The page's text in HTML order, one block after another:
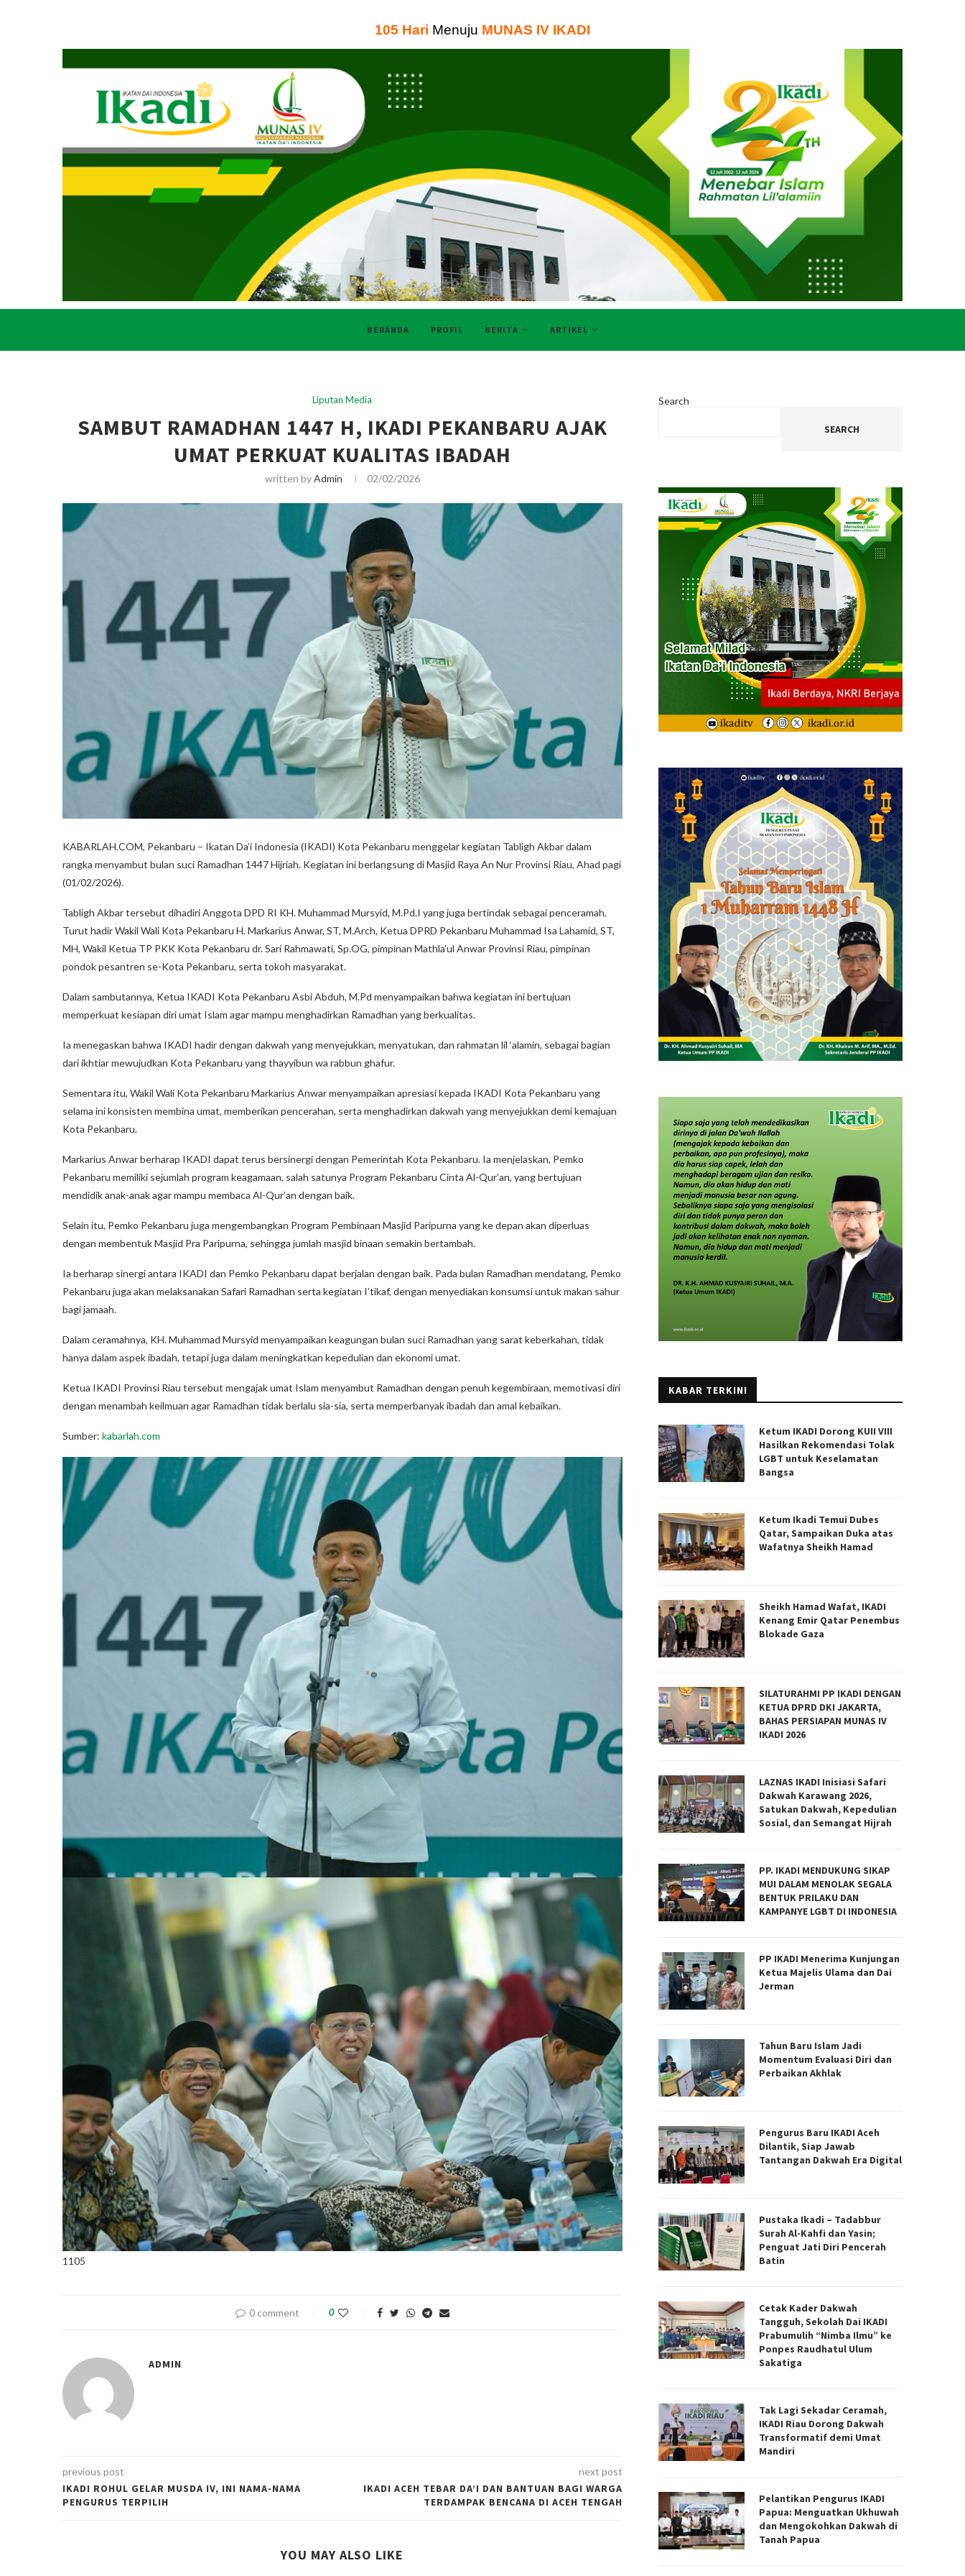
105 Hari Menuju MUNAS IV IKADI
BERANDA PROFIL BERITA ARTIKEL
Liputan Media
SAMBUT RAMADHAN 1447 H, IKADI PEKANBARU AJAK
UMAT PERKUAT KUALITAS IBADAH
written byAdmin 02/02/2026
KABARLAH.COM, Pekanbaru – Ikatan Da’i Indonesia (IKADI) Kota Pekanbaru menggelar kegiatan Tabligh Akbar dalam
rangka menyambut bulan suci Ramadhan 1447 Hijriah. Kegiatan ini berlangsung di Masjid Raya An Nur Provinsi Riau, Ahad pagi
(01/02/2026).
Tabligh Akbar tersebut dihadiri Anggota DPD RI KH. Muhammad Mursyid, M.Pd.I yang juga bertindak sebagai penceramah.
Turut hadir Wakil Wali Kota Pekanbaru H. Markarius Anwar, ST, M.Arch, Ketua DPRD Pekanbaru Muhammad Isa Lahamid, ST,
MH, Wakil Ketua TP PKK Kota Pekanbaru dr. Sari Rahmawati, Sp.OG, pimpinan Mathla’ul Anwar Provinsi Riau, pimpinan
pondok pesantren se-Kota Pekanbaru, serta tokoh masyarakat.
Dalam sambutannya, Ketua IKADI Kota Pekanbaru Asbi Abduh, M.Pd menyampaikan bahwa kegiatan ini bertujuan
memperkuat kesiapan diri umat Islam agar mampu menghadirkan Ramadhan yang berkualitas.
Ia menegaskan bahwa IKADI hadir dengan dakwah yang menyejukkan, menyatukan, dan rahmatan lil ‘alamin, sebagai bagian
dari ikhtiar mewujudkan Kota Pekanbaru yang thayyibun wa rabbun ghafur.
Sementara itu, Wakil Wali Kota Pekanbaru Markarius Anwar menyampaikan apresiasi kepada IKADI Kota Pekanbaru yang
selama ini konsisten membina umat, memberikan pencerahan, serta menghadirkan dakwah yang menyejukkan demi kemajuan
Kota Pekanbaru.
Markarius Anwar berharap IKADI dapat terus bersinergi dengan Pemerintah Kota Pekanbaru. Ia menjelaskan, Pemko
Pekanbaru memiliki sejumlah program keagamaan, salah satunya Program Pekanbaru Cinta Al-Qur’an, yang bertujuan
mendidik anak-anak agar mampu membaca Al-Qur’an dengan baik.
Selain itu, Pemko Pekanbaru juga mengembangkan Program Pembinaan Masjid Paripurna yang ke depan akan diperluas
dengan membentuk Masjid Pra Paripurna, sehingga jumlah masjid binaan semakin bertambah.
Ia berharap sinergi antara IKADI dan Pemko Pekanbaru dapat berjalan dengan baik. Pada bulan Ramadhan mendatang, Pemko
Pekanbaru juga akan melaksanakan Safari Ramadhan serta kegiatan I’tikaf, dengan menyediakan konsumsi untuk makan sahur
bagi jamaah.
Dalam ceramahnya, KH. Muhammad Mursyid menyampaikan keagungan bulan suci Ramadhan yang sarat keberkahan, tidak
hanya dalam aspek ibadah, tetapi juga dalam meningkatkan kepedulian dan ekonomi umat.
Ketua IKADI Provinsi Riau tersebut mengajak umat Islam menyambut Ramadhan dengan penuh kegembiraan, memotivasi diri
dengan menambah keilmuan agar Ramadhan tidak berlalu sia-sia, serta memperbanyak ibadah dan amal kebaikan.
Sumber: kabarlah.com
1105
0 comment 0
ADMIN
previous post
IKADI ROHUL GELAR MUSDA IV, INI NAMA-NAMA
PENGURUS TERPILIH
next post
IKADI ACEH TEBAR DA’I DAN BANTUAN BAGI WARGA
TERDAMPAK BENCANA DI ACEH TENGAH
YOU MAY ALSO LIKE
Search
SEARCH
KABAR TERKINI
Ketum IKADI Dorong KUII VIII
Hasilkan Rekomendasi Tolak
LGBT untuk Keselamatan
Bangsa
Ketum Ikadi Temui Dubes
Qatar, Sampaikan Duka atas
Wafatnya Sheikh Hamad
Sheikh Hamad Wafat, IKADI
Kenang Emir Qatar Penembus
Blokade Gaza
SILATURAHMI PP IKADI DENGAN
KETUA DPRD DKI JAKARTA,
BAHAS PERSIAPAN MUNAS IV
IKADI 2026
LAZNAS IKADI Inisiasi Safari
Dakwah Karawang 2026,
Satukan Dakwah, Kepedulian
Sosial, dan Semangat Hijrah
PP. IKADI MENDUKUNG SIKAP
MUI DALAM MENOLAK SEGALA
BENTUK PRILAKU DAN
KAMPANYE LGBT DI INDONESIA
PP IKADI Menerima Kunjungan
Ketua Majelis Ulama dan Dai
Jerman
Tahun Baru Islam Jadi
Momentum Evaluasi Diri dan
Perbaikan Akhlak
Pengurus Baru IKADI Aceh
Dilantik, Siap Jawab
Tantangan Dakwah Era Digital
Pustaka Ikadi – Tadabbur
Surah Al-Kahfi dan Yasin;
Penguat Jati Diri Pencerah
Batin
Cetak Kader Dakwah
Tangguh, Sekolah Dai IKADI
Prabumulih “Nimba Ilmu” ke
Ponpes Raudhatul Ulum
Sakatiga
Tak Lagi Sekadar Ceramah,
IKADI Riau Dorong Dakwah
Transformatif demi Umat
Mandiri
Pelantikan Pengurus IKADI
Papua: Menguatkan Ukhuwah
dan Mengokohkan Dakwah di
Tanah Papua